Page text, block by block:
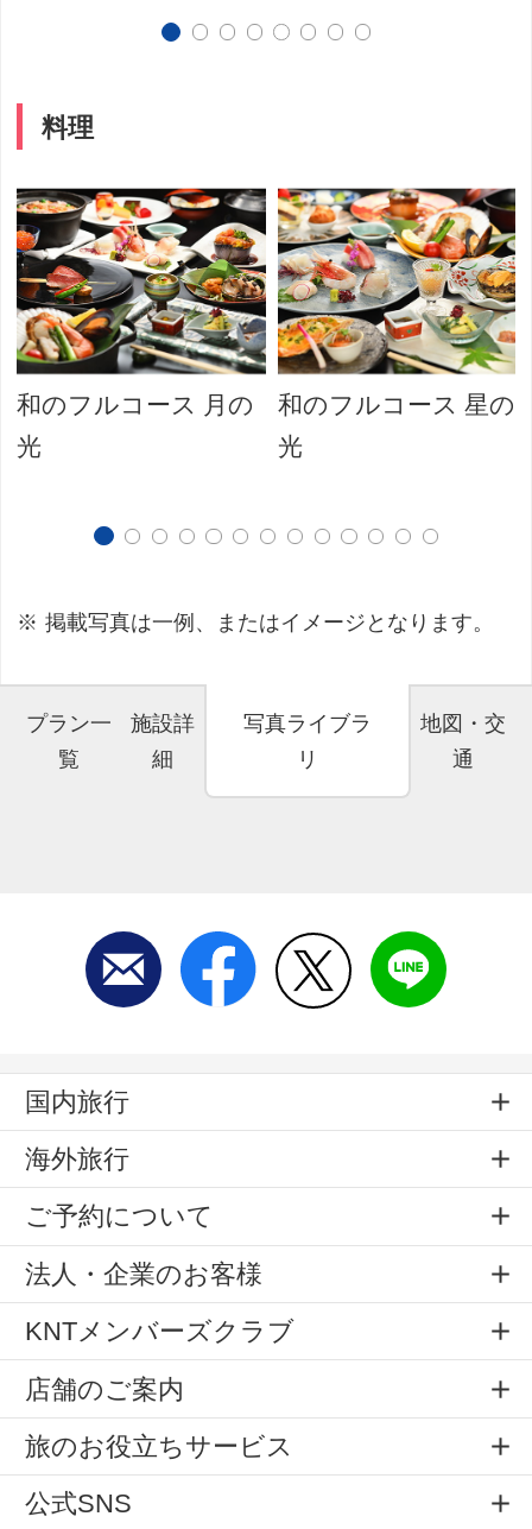
料理
和のフルコース 月の
光
和のフルコース 星の
光
掲載写真は一例、またはイメージとなります。
プラン一
覧
施設詳
細
写真ライブラ
リ
地図・交
通
国内旅行
海外旅行
ご予約について
法人・企業のお客様
KNTメンバーズクラブ
店舗のご案内
旅のお役立ちサービス
公式SNS